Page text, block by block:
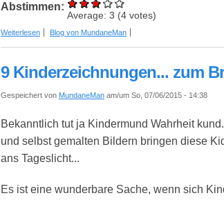
Abstimmen:
Average: 3 (4 votes)
Weiterlesen über Kreativität im Alltag als Schlüssel für mehr
Blog von MundaneMan
9 Kinderzeichnungen... zum
Gespeichert von MundaneMan am/um So, 07/06/2015 - 14:38
Bekanntlich tut ja Kindermund Wahrheit
und selbst gemalten Bildern bringen diese
ans Tageslicht...
Es ist eine wunderbare Sache, wenn sich